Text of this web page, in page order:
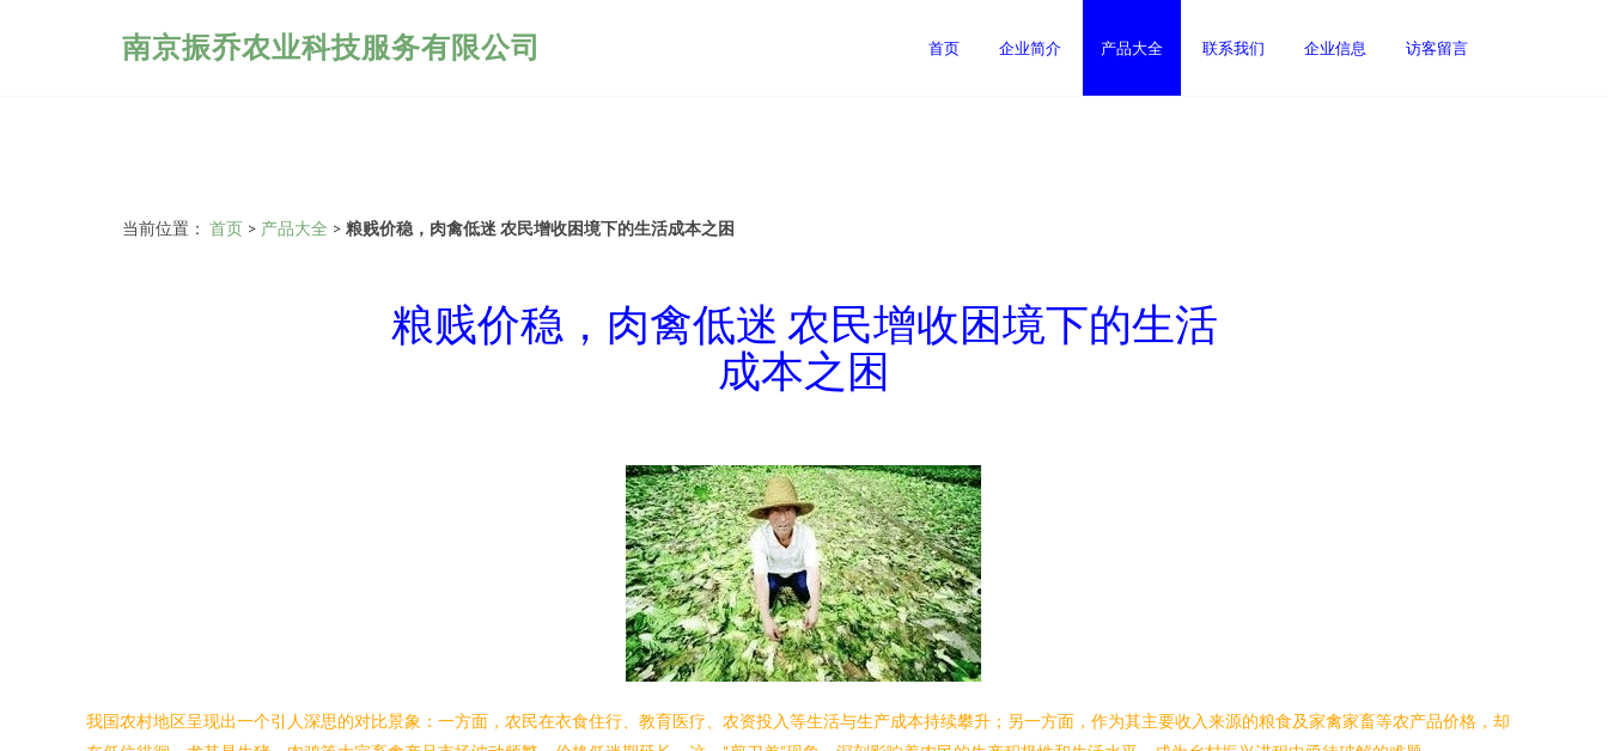
南京振乔农业科技服务有限公司 首页 企业简介 产品大全 联系我们 企业信息 访客留言
当前位置： 首页 > 产品大全 > 粮贱价稳，肉禽低迷 农民增收困境下的生活成本之困
粮贱价稳，肉禽低迷 农民增收困境下的生活
成本之困
我国农村地区呈现出一个引人深思的对比景象：一方面，农民在衣食住行、教育医疗、农资投入等生活与生产成本持续攀升；另一方面，作为其主要收入来源的粮食及家禽家畜等农产品价格，却